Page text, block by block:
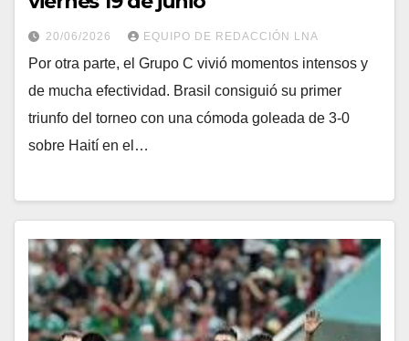
20/06/2026 EQUIPO DE REDACCIÓN LNA
​Por otra parte, el Grupo C vivió momentos intensos y
de mucha efectividad. Brasil consiguió su primer
triunfo del torneo con una cómoda goleada de 3-0
sobre Haití en el…